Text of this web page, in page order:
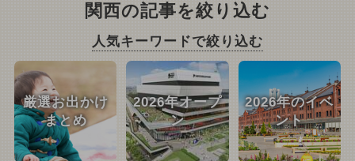
関西の記事を絞り込む
人気キーワードで絞り込む
厳選お出かけ
まとめ
2026年オープ
ン
2026年のイベ
ント